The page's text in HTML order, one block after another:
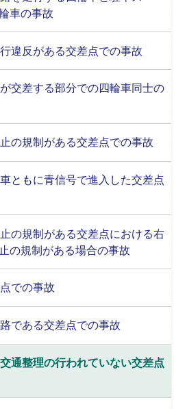
車の事故
違反がある交差点での事故
交差する部分での四輪車同士の
の規制がある交差点での事故
ともに青信号で進入した交差点
の規制がある交差点における右
の規制がある場合の事故
での事故
である交差点での事故
通整理の行われていない交差点